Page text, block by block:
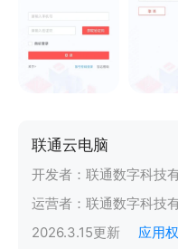
联通云电脑
开发者： 联通数字科技
运营者： 联通数字科技
2026.3.15更新 应用